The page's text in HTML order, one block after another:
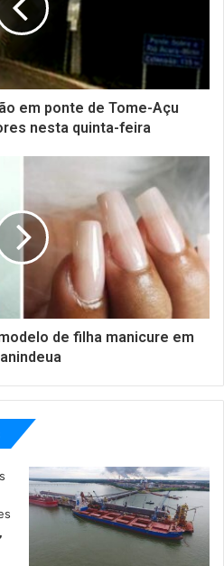
em ponte de Tome-Açu
nesta quinta-feira
de filha manicure em